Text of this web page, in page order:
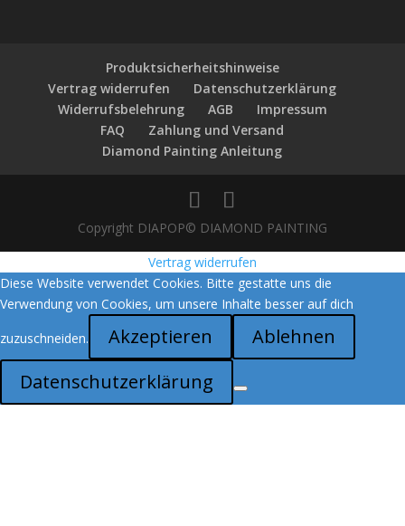
Produktsicherheitshinweise
Vertrag widerrufen
Datenschutzerklärung
Widerrufsbelehrung
AGB
Impressum
FAQ
Zahlung und Versand
Diamond Painting Anleitung
Copyright DIAPOP© DIAMOND PAINTING
Vertrag widerrufen
Diese Website verwendet Cookies. Bitte gestatte uns die
Verwendung von Cookies, um unsere Inhalte besser auf dich
zuzuschneiden.
Akzeptieren
Ablehnen
Datenschutzerklärung